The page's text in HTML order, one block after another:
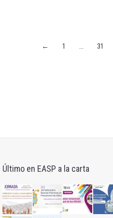
← 1 … 31
Último en EASP a la carta